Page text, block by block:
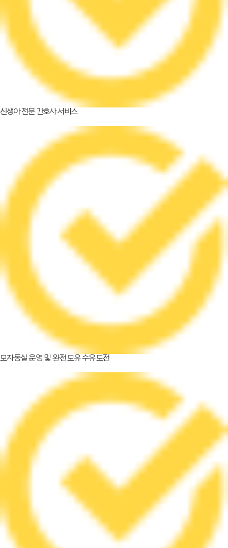
신생아 전문 간호사 서비스
모자동실 운영 및 완전 모유 수유 도전